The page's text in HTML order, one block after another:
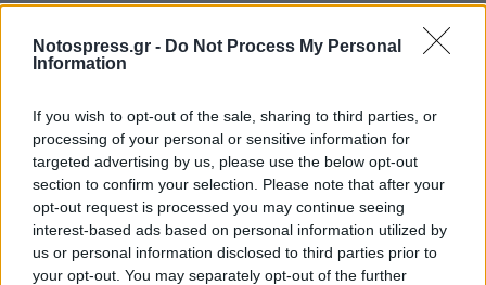
Notospress.gr - Do Not Process My Personal
Information
If you wish to opt-out of the sale, sharing to third parties, or
processing of your personal or sensitive information for
targeted advertising by us, please use the below opt-out
section to confirm your selection. Please note that after your
opt-out request is processed you may continue seeing
interest-based ads based on personal information utilized by
us or personal information disclosed to third parties prior to
your opt-out. You may separately opt-out of the further